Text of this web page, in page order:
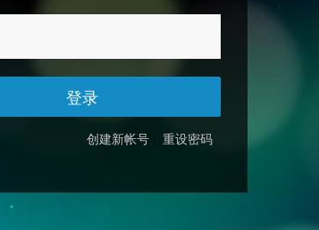
创建新帐号 重设密码
登录